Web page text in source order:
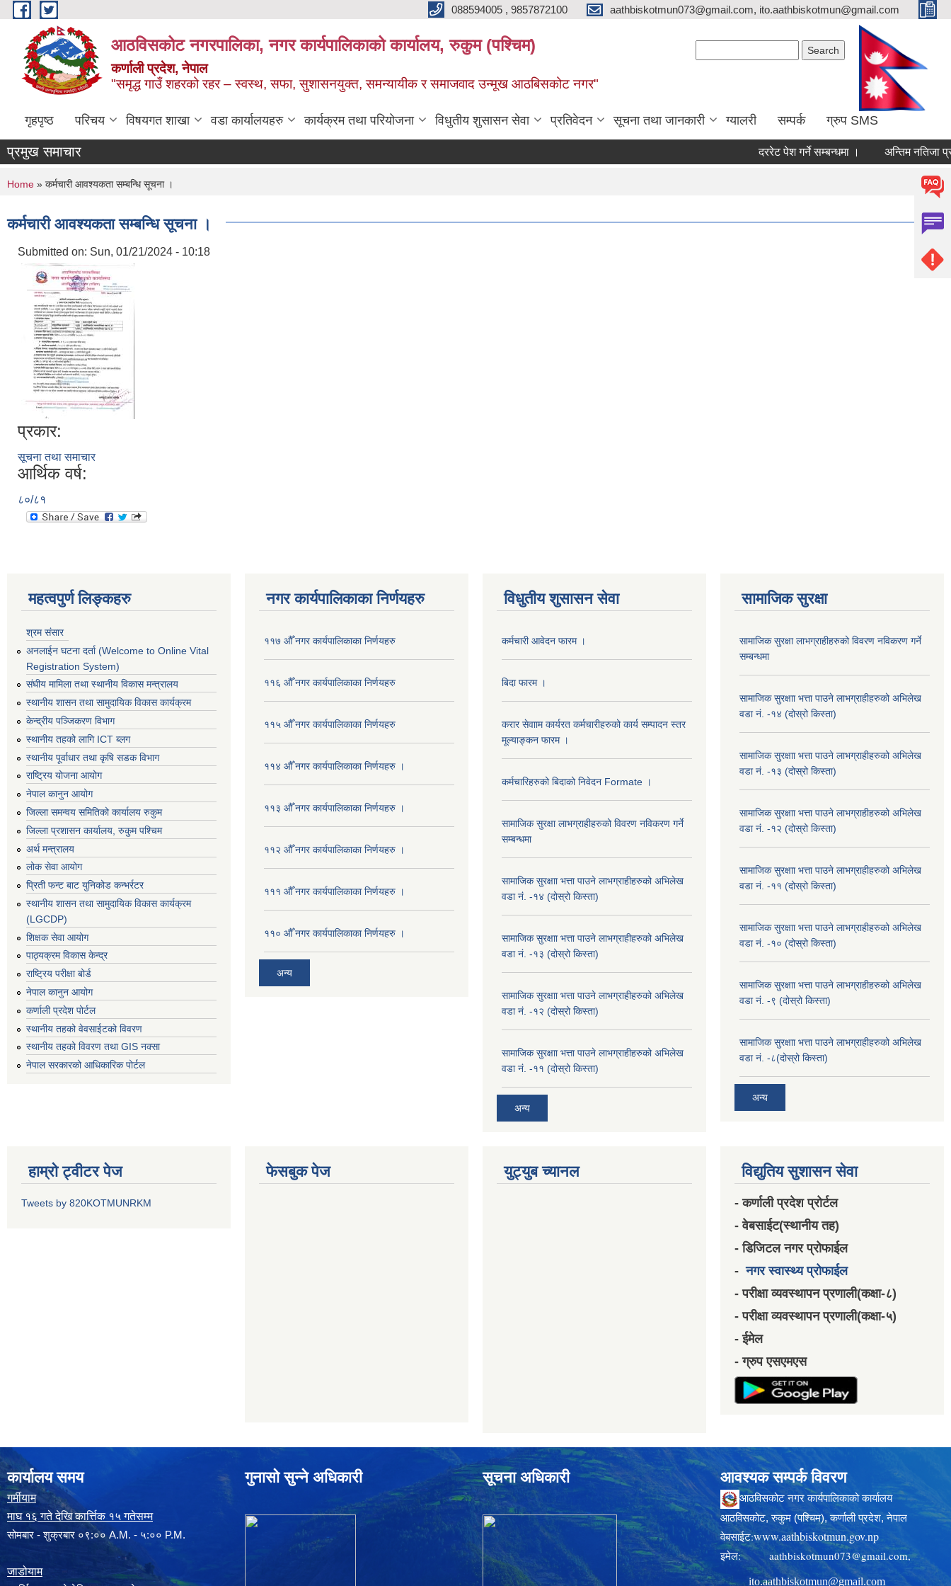
Skip to main content 088594005 , 9857872100 aathbiskotmun073@gmail.com, ito.aathbiskotmun@gmail.com
आठविसकोट नगरपालिका, नगर कार्यपालिकाको कार्यालय, रुकुम (पश्चिम)
कर्णाली प्रदेश, नेपाल
"समृद्ध गाउँ शहरको रहर – स्वस्थ, सफा, सुशासनयुक्त, समन्यायीक र समाजवाद उन्मूख आठबिसकोट नगर"
गृहपृष्ठ परिचय विषयगत शाखा वडा कार्यालयहरु कार्यक्रम तथा परियोजना विधुतीय शुसासन सेवा प्रतिवेदन सूचना तथा जानकारी ग्यालरी सम्पर्क ग्रुप SMS
प्रमुख समाचार दररेट पेश गर्ने सम्बन्धमा । अन्तिम नतिजा
You are here
Home » कर्मचारी आवश्यकता सम्बन्धि सूचना ।
कर्मचारी आवश्यकता सम्बन्धि सूचना ।
Submitted on: Sun, 01/21/2024 - 10:18
प्रकार:
सूचना तथा समाचार
आर्थिक वर्ष:
८०/८१
महत्वपुर्ण लिङ्कहरु
श्रम संसार
अनलाईन घटना दर्ता (Welcome to Online Vital
Registration System)
संघीय मामिला तथा स्थानीय विकास मन्त्रालय
स्थानीय शासन तथा सामुदायिक विकास कार्यक्रम
केन्द्रीय पञ्जिकरण विभाग
स्थानीय तहको लागि ICT ब्लग
स्थानीय पूर्वाधार तथा कृषि सडक विभाग
राष्ट्रिय योजना आयोग
नेपाल कानुन आयोग
जिल्ला समन्वय समितिको कार्यालय रुकुम
जिल्ला प्रशासन कार्यालय, रुकुम पश्चिम
अर्थ मन्त्रालय
लोक सेवा आयोग
प्रिती फन्ट बाट युनिकोड कन्भर्रटर
स्थानीय शासन तथा सामुदायिक विकास कार्यक्रम
(LGCDP)
शिक्षक सेवा आयोग
पाठ्यक्रम विकास केन्द्र
राष्ट्रिय परीक्षा बोर्ड
नेपाल कानुन आयोग
कर्णाली प्रदेश पोर्टल
स्थानीय तहको वेवसाईटको विवरण
स्थानीय तहको विवरण तथा GIS नक्सा
नेपाल सरकारको आधिकारिक पोर्टल
नगर कार्यपालिकाका निर्णयहरु
११७ औँ नगर कार्यपालिकाका निर्णयहरु
११६ औँ नगर कार्यपालिकाका निर्णयहरु
११५ औँ नगर कार्यपालिकाका निर्णयहरु
११४ औँ नगर कार्यपालिकाका निर्णयहरु ।
११३ औँ नगर कार्यपालिकाका निर्णयहरु ।
११२ औँ नगर कार्यपालिकाका निर्णयहरु ।
१११ औँ नगर कार्यपालिकाका निर्णयहरु ।
११० औँ नगर कार्यपालिकाका निर्णयहरु ।
अन्य
विधुतीय शुसासन सेवा
कर्मचारी आवेदन फारम ।
बिदा फारम ।
करार सेवााम कार्यरत कर्मचारीहरुको कार्य सम्पादन स्तर
मूल्याङ्कन फारम ।
कर्मचारिहरुको बिदाको निवेदन Formate ।
सामाजिक सुरक्षा लाभग्राहीहरुको विवरण नविकरण गर्ने
सम्बन्धमा
सामाजिक सुरक्षाा भत्ता पाउने लाभग्राहीहरुको अभिलेख
वडा नं. -१४ (दोस्रो किस्ता)
सामाजिक सुरक्षाा भत्ता पाउने लाभग्राहीहरुको अभिलेख
वडा नं. -१३ (दोस्रो किस्ता)
सामाजिक सुरक्षाा भत्ता पाउने लाभग्राहीहरुको अभिलेख
वडा नं. -१२ (दोस्रो किस्ता)
सामाजिक सुरक्षाा भत्ता पाउने लाभग्राहीहरुको अभिलेख
वडा नं. -११ (दोस्रो किस्ता)
अन्य
सामाजिक सुरक्षा
सामाजिक सुरक्षा लाभग्राहीहरुको विवरण नविकरण गर्ने
सम्बन्धमा
सामाजिक सुरक्षाा भत्ता पाउने लाभग्राहीहरुको अभिलेख
वडा नं. -१४ (दोस्रो किस्ता)
सामाजिक सुरक्षाा भत्ता पाउने लाभग्राहीहरुको अभिलेख
वडा नं. -१३ (दोस्रो किस्ता)
सामाजिक सुरक्षाा भत्ता पाउने लाभग्राहीहरुको अभिलेख
वडा नं. -१२ (दोस्रो किस्ता)
सामाजिक सुरक्षाा भत्ता पाउने लाभग्राहीहरुको अभिलेख
वडा नं. -११ (दोस्रो किस्ता)
सामाजिक सुरक्षाा भत्ता पाउने लाभग्राहीहरुको अभिलेख
वडा नं. -१० (दोस्रो किस्ता)
सामाजिक सुरक्षाा भत्ता पाउने लाभग्राहीहरुको अभिलेख
वडा नं. -९ (दोस्रो किस्ता)
सामाजिक सुरक्षाा भत्ता पाउने लाभग्राहीहरुको अभिलेख
वडा नं. -८(दोस्रो किस्ता)
अन्य
हाम्रो ट्वीटर पेज
Tweets by 820KOTMUNRKM
फेसबुक पेज युट्युब च्यानल विद्युतिय सुशासन सेवा
- कर्णाली प्रदेश प्रोर्टल
- वेबसाईट(स्थानीय तह)
- डिजिटल नगर प्रोफाईल
-नगर स्वास्थ्य प्रोफाईल
- परीक्षा व्यवस्थापन प्रणाली(कक्षा-८)
- परीक्षा व्यवस्थापन प्रणाली(कक्षा-५)
- ईमेल
- ग्रुप एसएमएस
कार्यालय समय
गर्मीयाम
माघ १६ गते देखि कार्त्तिक १५ गतेसम्म
सोमबार - शुक्रबार ०९:०० A.M. - ५:०० P.M.
जाडोयाम
गुनासो सुन्ने अधिकारी सूचना अधिकारी आवश्यक सम्पर्क विवरण
आठविसकोट नगर कार्यपालिकाको कार्यालय
आठविसकोट, रुकुम (पश्चिम), कर्णाली प्रदेश, नेपाल
वेबसाईट:www.aathbiskotmun.gov.np
इमेल: aathbiskotmun073@gmail.com,
ito.aathbiskotmun@gmail.com